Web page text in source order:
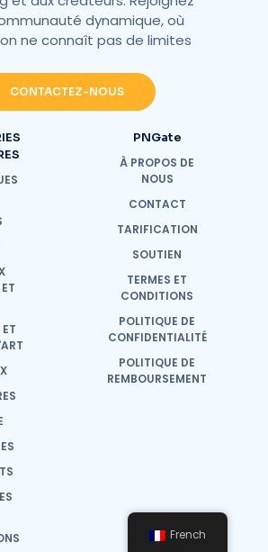
dynamique, où
ne connaît pas de limites
CONTACTEZ-NOUS
PNGate
À PROPOS DE
NOUS
CONTACT
TARIFICATION
SOUTIEN
TERMES ET
CONDITIONS
POLITIQUE DE
CONFIDENTIALITÉ
POLITIQUE DE
REMBOURSEMENT
French